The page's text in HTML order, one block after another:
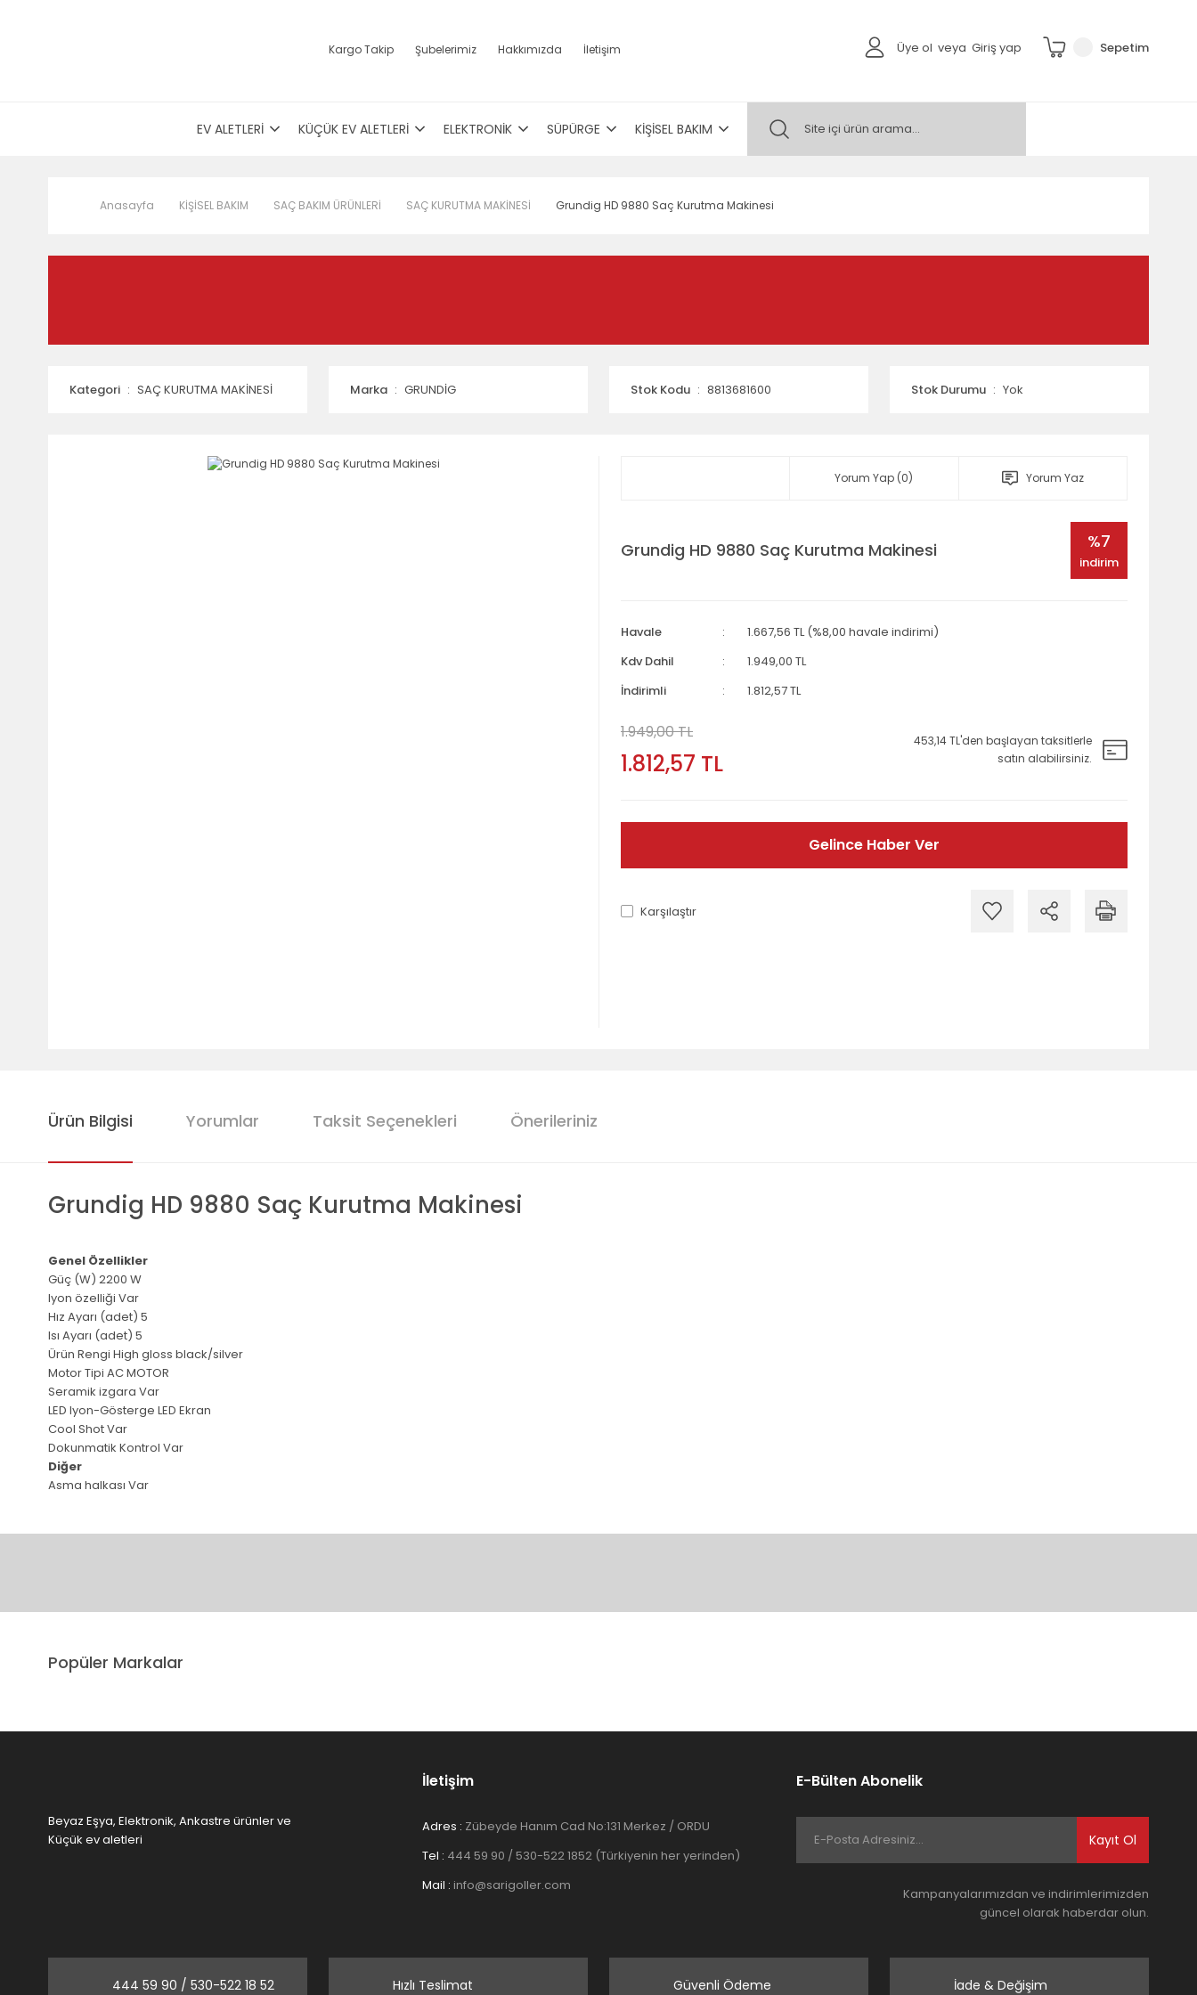
Kargo Takip Şubelerimiz Hakkımızda İletişim Üye ol veya Giriş yap Sepetim
EV ALETLERİ KÜÇÜK EV ALETLERİ ELEKTRONİK SÜPÜRGE KİŞİSEL BAKIM
Anasayfa KİŞİSEL BAKIM SAÇ BAKIM ÜRÜNLERİ SAÇ KURUTMA MAKİNESİ Grundig HD 9880 Saç Kurutma Makinesi
Kategori SAÇ KURUTMA MAKİNESİ Marka GRUNDİG Stok Kodu 8813681600 Stok Durumu Yok
Yorum Yap (0) Yorum Yaz
Grundig HD 9880 Saç Kurutma Makinesi %7
indirim
Havale
1.667,56 TL (%8,00 havale indirimi)
Kdv Dahil
1.949,00 TL
İndirimli
1.812,57 TL
1.949,00 TL
1.812,57 TL
453,14 TL'den başlayan taksitlerle
satın alabilirsiniz.
Gelince Haber Ver
Karşılaştır
Ürün Bilgisi Yorumlar Taksit Seçenekleri Önerileriniz
Grundig HD 9880 Saç Kurutma Makinesi
Genel Özellikler
Güç (W) 2200 W
Iyon özelliği Var
Hız Ayarı (adet) 5
Isı Ayarı (adet) 5
Ürün Rengi High gloss black/silver
Motor Tipi AC MOTOR
Seramik izgara Var
LED Iyon-Gösterge LED Ekran
Cool Shot Var
Dokunmatik Kontrol Var
Diğer
Asma halkası Var
Ürün açıklamasında eksik bilgiler bulunuyor.
Popüler Markalar
Beyaz Eşya, Elektronik, Ankastre ürünler ve
Küçük ev aletleri
İletişim
Adres : Zübeyde Hanım Cad No:131 Merkez / ORDU
Tel : 444 59 90 / 530-522 1852 (Türkiyenin her yerinden)
Mail : info@sarigoller.com
E-Bülten Abonelik
Kayıt Ol
Kampanyalarımızdan ve indirimlerimizden
güncel olarak haberdar olun.
444 59 90 / 530-522 18 52 Hızlı Teslimat Güvenli Ödeme İade & Değişim